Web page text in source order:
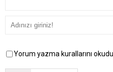
Yorum yazma kurallarını